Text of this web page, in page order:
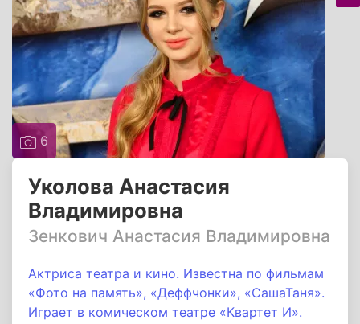
6
Уколова Анастасия
Владимировна
Зенкович Анастасия Владимировна
Актриса театра и кино. Известна по фильмам
«Фото на память», «Деффчонки», «СашаТаня».
Играет в комическом театре «Квартет И».